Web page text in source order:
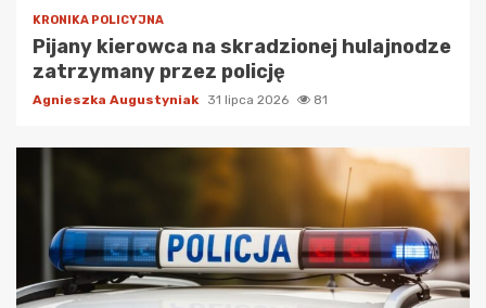
KRONIKA POLICYJNA
Pijany kierowca na skradzionej hulajnodze
zatrzymany przez policję
Agnieszka Augustyniak 31 lipca 2026 81